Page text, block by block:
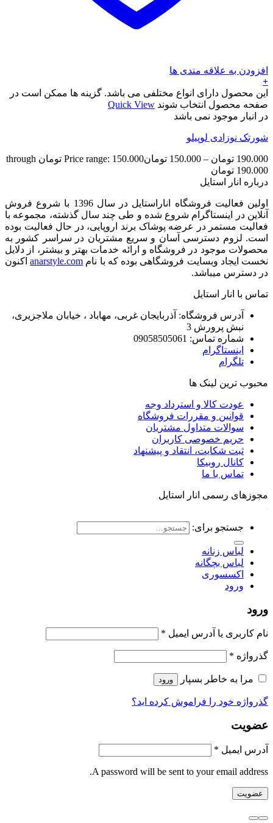
افزودن به علاقه مندی ها
+
این محصول دارای انواع مختلفی می باشد. گزینه ها ممکن است در
صفحه محصول انتخاب شوند Quick View
در انبار موجود نمی باشد
شورتک نوزادی لوپیلو
190.000 تومان –
150.000 تومان
Price range: 150.000 تومان through
190.000 تومان
درباره انار استایل
اولین فعالیت فروشگاه اناراستایل در سال 1396 با شروع فروش
آنلاین در اینستاگرام شروع شده و طی چند سال گذشته، مجموعه با
فعالیت مستمر در عرضه پوشاک برند اروپایی، در حال فعالیت بوده
است. لزوم دسترسی آسان و سریع مشتریان در سراسر کشور به
محصولات موجود در فروشگاه و ارائه خدمات بهتر و بیشتر، از دلایل
نخست ایجاد وبسایت فروشگاهی بوده که با نام anarstyle.comاکنون
در دسترس میباشد.
تماس با انار استایل
آدرس فروشگاه: آذربایجان غربی، مهاباد ، خیابان ملاجزیری،
نبش پرورش 3
شماره تماس: 09058505061
اینستاگرام
تلگرام
محبوب ترین لینک ها
عودت کالا و استرداد وجه
قوانین و مقررات فروشگاه
سوالات متداول مشتریان
حریم خصوصی کاربران
ثبت شکایت، انتقاد و پیشنهاد
کانال روبیکا
تماس با ما
مجوزهای رسمی انار استایل
جستجو برای:
لباس زنانه
لباس بچگانه
اکسسوری
ورود
ورود
نام کاربری یا آدرس ایمیل *
گذرواژه *
مرا به خاطر بسپار ورود
گذرواژه خود را فراموش کرده اید؟
عضویت
آدرس ایمیل *
A password will be sent to your email address.
عضویت